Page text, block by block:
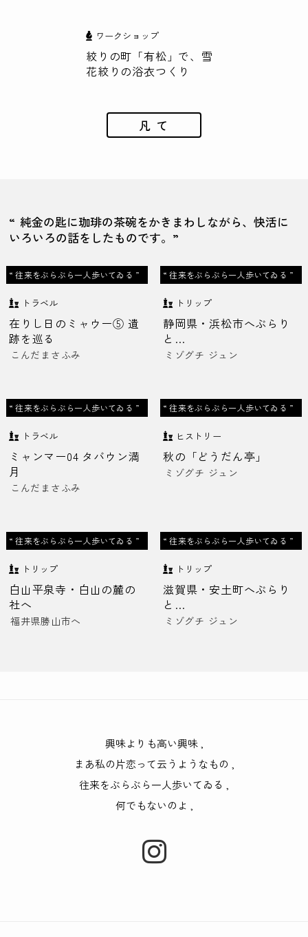
ワークショップ
絞りの町「有松」で、雪
花絞りの浴衣つくり
凡 て
“ 純金の匙に珈琲の茶碗をかきまわしながら、快活に
いろいろの話をしたものです。”
“ 往来をぶらぶら一人歩いてゐる ”
トラベル
在りし日のミャウー⑤ 遺
跡を巡る
こんだまさふみ
“ 往来をぶらぶら一人歩いてゐる ”
トリップ
静岡県・浜松市へぶらり
と…
ミゾグチ ジュン
“ 往来をぶらぶら一人歩いてゐる ”
トラベル
ミャンマー04 タバウン満
月
こんだまさふみ
“ 往来をぶらぶら一人歩いてゐる ”
ヒストリー
秋の「どうだん亭」
ミゾグチ ジュン
“ 往来をぶらぶら一人歩いてゐる ”
トリップ
白山平泉寺・白山の麓の
社へ
福井県勝山市へ
“ 往来をぶらぶら一人歩いてゐる ”
トリップ
滋賀県・安土町へぶらり
と…
ミゾグチ ジュン
興味よりも高い興味,
まあ私の片恋って云うようなもの ,
往来をぶらぶら一人歩いてゐる ,
何でもないのよ ,